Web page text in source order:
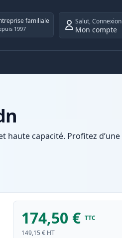
familiale
1997
Salut,Connexion
Mon compte
haute capacité. Profitez d’une
174,50 € TTC
149,15 € HT